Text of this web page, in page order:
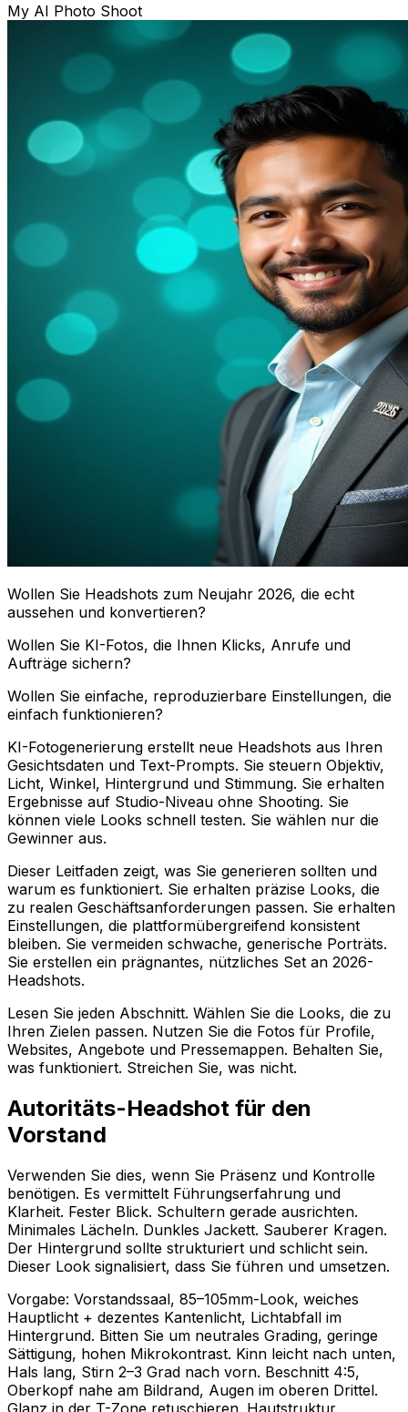
My AI Photo Shoot
Wollen Sie Headshots zum Neujahr 2026, die echt
aussehen und konvertieren?
Wollen Sie KI-Fotos, die Ihnen Klicks, Anrufe und
Aufträge sichern?
Wollen Sie einfache, reproduzierbare Einstellungen, die
einfach funktionieren?
KI-Fotogenerierung erstellt neue Headshots aus Ihren
Gesichtsdaten und Text-Prompts. Sie steuern Objektiv,
Licht, Winkel, Hintergrund und Stimmung. Sie erhalten
Ergebnisse auf Studio-Niveau ohne Shooting. Sie
können viele Looks schnell testen. Sie wählen nur die
Gewinner aus.
Dieser Leitfaden zeigt, was Sie generieren sollten und
warum es funktioniert. Sie erhalten präzise Looks, die
zu realen Geschäftsanforderungen passen. Sie erhalten
Einstellungen, die plattformübergreifend konsistent
bleiben. Sie vermeiden schwache, generische Porträts.
Sie erstellen ein prägnantes, nützliches Set an 2026-
Headshots.
Lesen Sie jeden Abschnitt. Wählen Sie die Looks, die zu
Ihren Zielen passen. Nutzen Sie die Fotos für Profile,
Websites, Angebote und Pressemappen. Behalten Sie,
was funktioniert. Streichen Sie, was nicht.
Autoritäts-Headshot für den
Vorstand
Verwenden Sie dies, wenn Sie Präsenz und Kontrolle
benötigen. Es vermittelt Führungserfahrung und
Klarheit. Fester Blick. Schultern gerade ausrichten.
Minimales Lächeln. Dunkles Jackett. Sauberer Kragen.
Der Hintergrund sollte strukturiert und schlicht sein.
Dieser Look signalisiert, dass Sie führen und umsetzen.
Vorgabe: Vorstandssaal, 85–105mm-Look, weiches
Hauptlicht + dezentes Kantenlicht, Lichtabfall im
Hintergrund. Bitten Sie um neutrales Grading, geringe
Sättigung, hohen Mikrokontrast. Kinn leicht nach unten,
Hals lang, Stirn 2–3 Grad nach vorn. Beschnitt 4:5,
Oberkopf nahe am Bildrand, Augen im oberen Drittel.
Glanz in der T-Zone retuschieren. Hautstruktur